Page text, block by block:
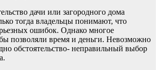
дачи или загородного дома
тогда владельцы понимают, что
ошибок. Однако многое
позволяли время и деньги. Невозможно
обстоятельство- неправильный выбор